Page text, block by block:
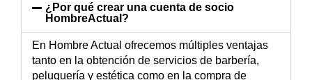
¿Por qué crear una cuenta de socio
HombreActual?
En Hombre Actual ofrecemos múltiples ventajas
tanto en la obtención de servicios de barbería,
peluquería y estética como en la compra de